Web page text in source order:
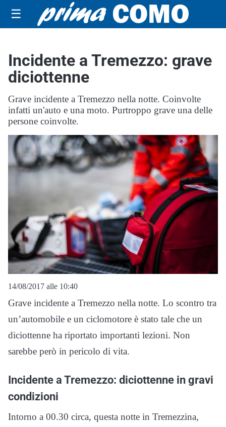
☰
Incidente a Tremezzo: grave
diciottenne
Grave incidente a Tremezzo nella notte. Coinvolte
infatti un'auto e una moto. Purtroppo grave una delle
persone coinvolte.
14/08/2017 alle 10:40
Grave incidente a Tremezzo nella notte. Lo scontro tra
un’automobile e un ciclomotore è stato tale che un
diciottenne ha riportato importanti lezioni. Non
sarebbe però in pericolo di vita.
Incidente a Tremezzo: diciottenne in gravi
condizioni
Intorno a 00.30 circa, questa notte in Tremezzina,